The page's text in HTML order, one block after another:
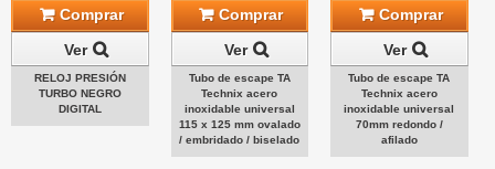
Comprar
Ver
RELOJ PRESIÓN
TURBO NEGRO
DIGITAL
Comprar
Ver
Tubo de escape TA
Technix acero
inoxidable universal
115 x 125 mm ovalado
/ embridado / biselado
Comprar
Ver
Tubo de escape TA
Technix acero
inoxidable universal
70mm redondo /
afilado